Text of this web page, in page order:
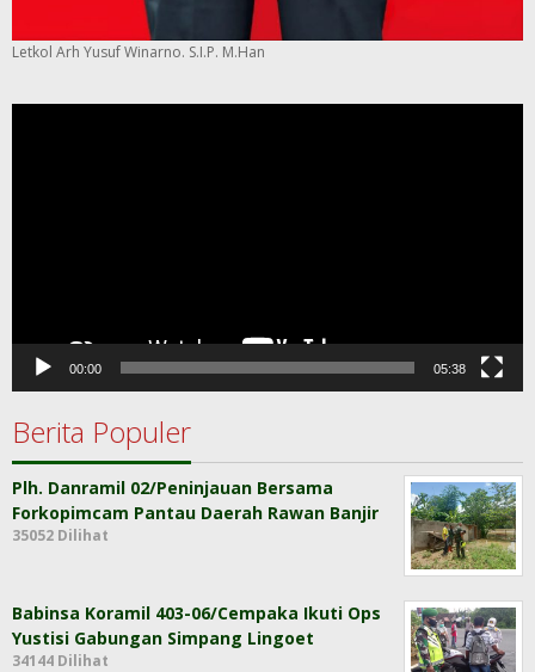
Letkol Arh Yusuf Winarno. S.I.P. M.Han
00:00 05:38
Berita Populer
Plh. Danramil 02/Peninjauan Bersama
Forkopimcam Pantau Daerah Rawan Banjir
35052 Dilihat
Babinsa Koramil 403-06/Cempaka Ikuti Ops
Yustisi Gabungan Simpang Lingoet
34144 Dilihat